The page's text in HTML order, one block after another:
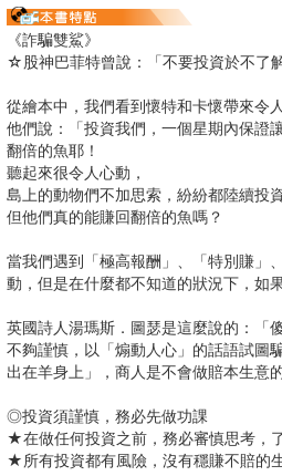
《詐騙雙鯊》
☆股神巴菲特曾說：「不要投資於不了
從繪本中，我們看到懷特和卡懷帶來令
他們說：「投資我們，一個星期內保證
翻倍的魚耶！
聽起來很令人心動，
島上的動物們不加思索，紛紛都陸續投
但他們真的能賺回翻倍的魚嗎？
當我們遇到「極高報酬」、「特別賺
動，但是在什麼都不知道的狀況下，如
英國詩人湯瑪斯．圖瑟是這麼說的：「
不夠謹慎，以「煽動人心」的話語試圖
出在羊身上」，商人是不會做賠本生意
◎投資須謹慎，務必先做功課
★在做任何投資之前，務必審慎思考，
★所有投資都有風險，沒有穩賺不賠的